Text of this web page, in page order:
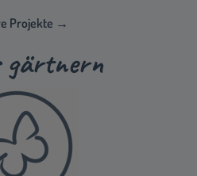
Projekte →